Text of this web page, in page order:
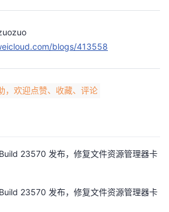
blogs/413558
，欢迎点赞、收藏、评论
23570 发布，修复文件资源管理器卡
23570 发布，修复文件资源管理器卡